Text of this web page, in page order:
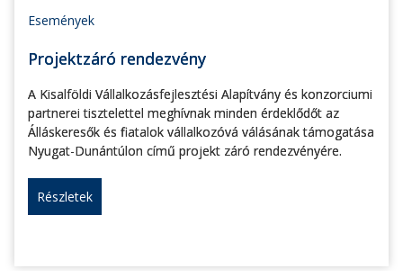
Események
Projektzáró rendezvény
A Kisalföldi Vállalkozásfejlesztési Alapítvány és konzorciumi
partnerei tisztelettel meghívnak minden érdeklődőt az
Álláskeresők és fiatalok vállalkozóvá válásának támogatása
Nyugat-Dunántúlon című projekt záró rendezvényére.
Részletek